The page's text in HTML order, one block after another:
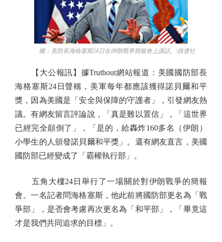
圖：美防長海格塞斯24日在伊朗戰爭簡報會上講話。\路透社
【大公報訊】據Truthout網站報道：美國國防部長
海格塞斯24日聲稱，美軍每年都應該獲得諾貝爾和平
獎，因為美國是「安全與保障的守護者」，引發網友熱
議。有網友留言評論說，「真是難以置信」，「這世界
已經完全顛倒了」，「是的，給轟炸160多名（伊朗）
小學生的人頒發諾貝爾和平獎」。還有網友直言，美國
國防部已經變成了「霸權執行部」。
五角大樓24日舉行了一場關於對伊朗戰爭的簡報
會。一名記者問海格塞斯，他此前將國防部更名為「戰
爭部」，是否會考慮再次更名為「和平部」，「畢竟這
才是我們共同追求的目標」。